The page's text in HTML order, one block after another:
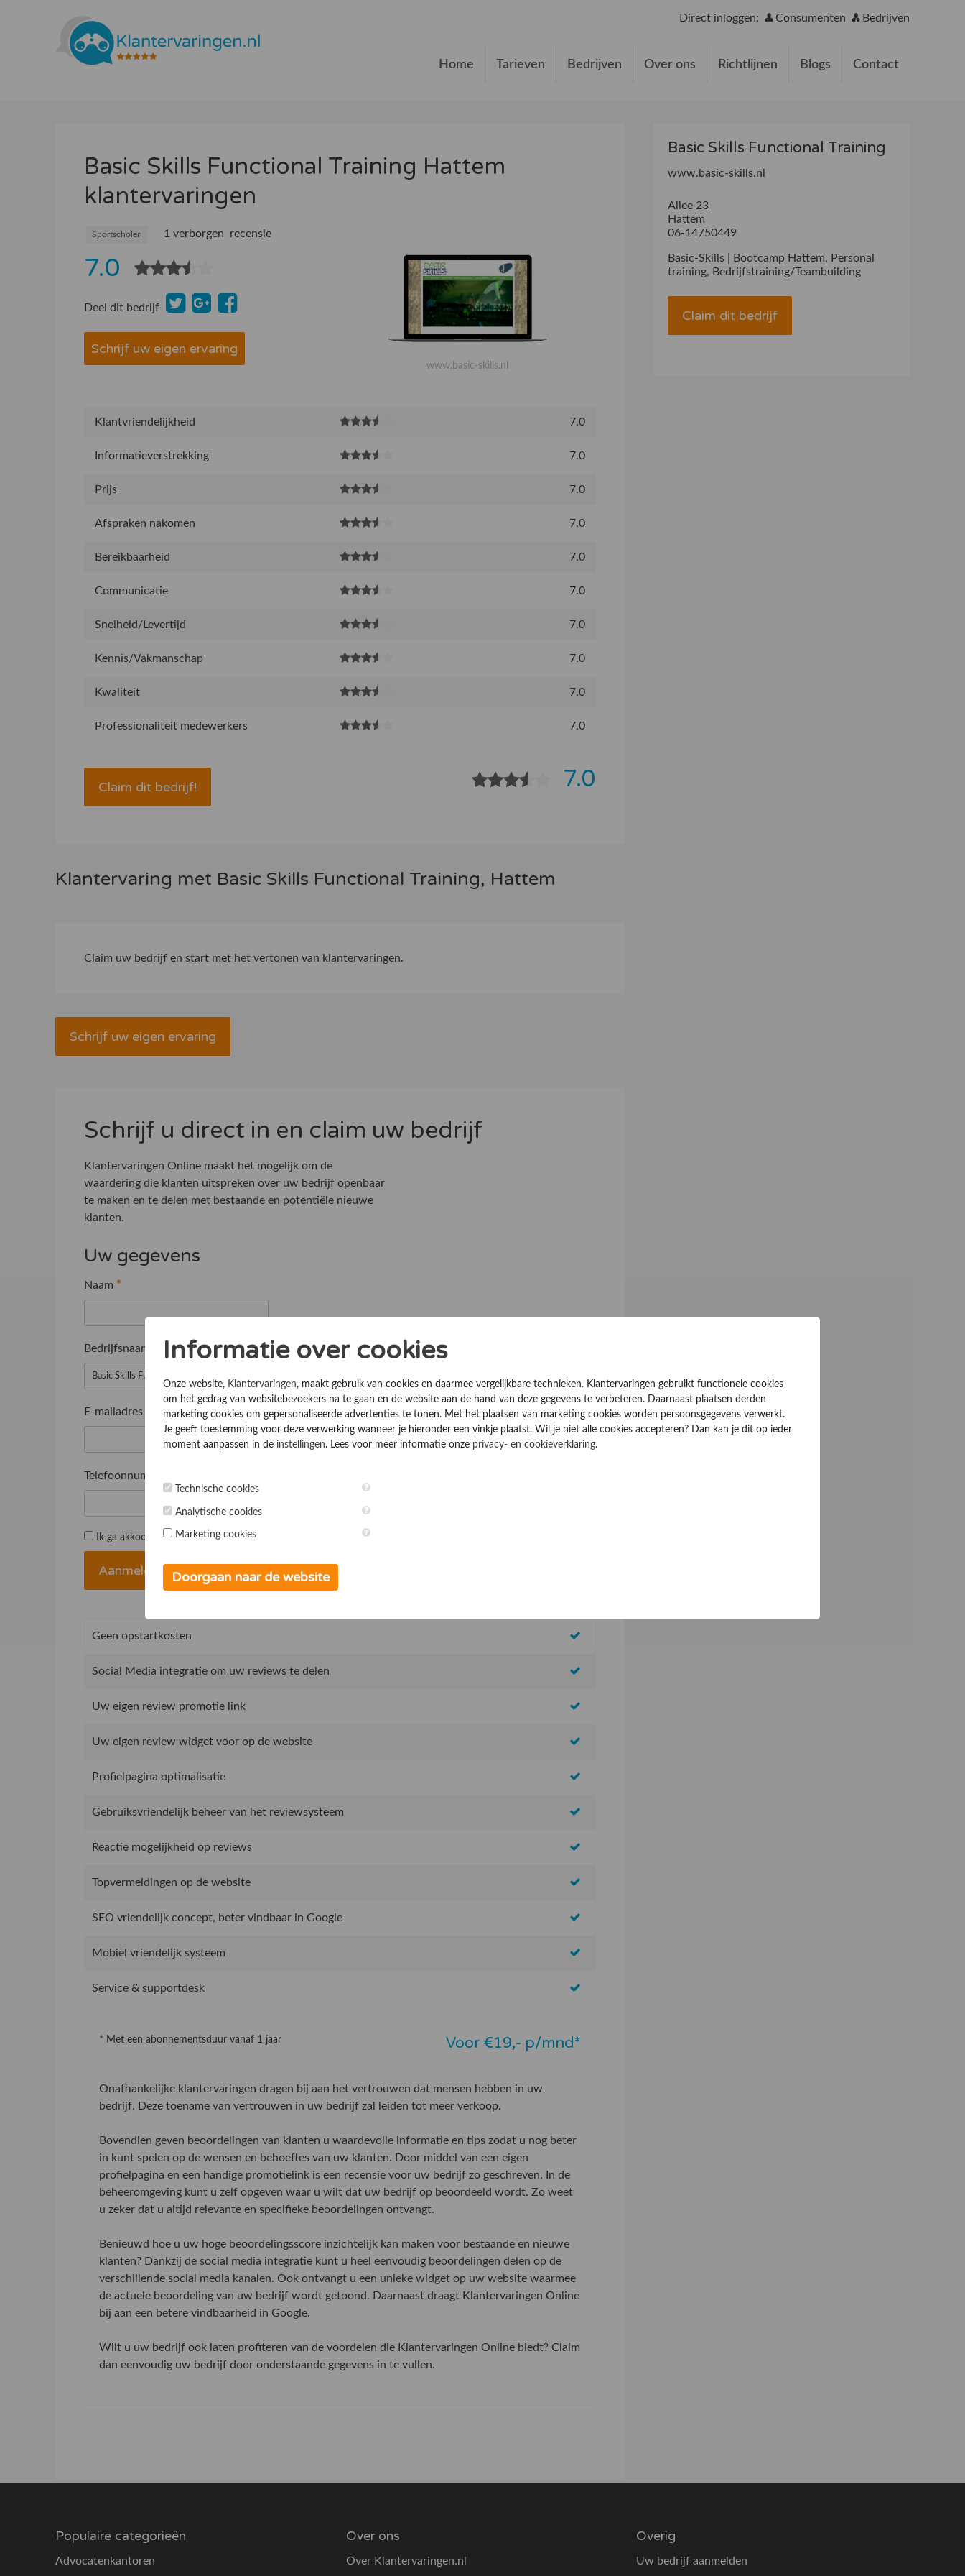
Direct inloggen: Consumenten Bedrijven
Home Tarieven Bedrijven Over ons Richtlijnen Blogs Contact
Basic Skills Functional Training Hattem
klantervaringen
Sportscholen 1 verborgen recensie
7.0
Deel dit bedrijf
Schrijf uw eigen ervaring
www.basic-skills.nl
Klantvriendelijkheid 7.0
Informatieverstrekking 7.0
Prijs 7.0
Afspraken nakomen 7.0
Bereikbaarheid 7.0
Communicatie 7.0
Snelheid/Levertijd 7.0
Kennis/Vakmanschap 7.0
Kwaliteit 7.0
Professionaliteit medewerkers 7.0
Claim dit bedrijf! 7.0
Klantervaring met Basic Skills Functional Training, Hattem
Claim uw bedrijf en start met het vertonen van klantervaringen.
Schrijf uw eigen ervaring
Basic Skills Functional Training
www.basic-skills.nl
Allee 23
Hattem
06-14750449
Basic-Skills | Bootcamp Hattem, Personal
training, Bedrijfstraining/Teambuilding
Claim dit bedrijf
Schrijf u direct in en claim uw bedrijf
Klantervaringen Online maakt het mogelijk om de
waardering die klanten uitspreken over uw bedrijf openbaar
te maken en te delen met bestaande en potentiële nieuwe
klanten.
Uw gegevens
Naam *
Bedrijfsnaam
E-mailadres
Telefoonnummer
Ik ga akkoord met de Algemene voorwaarden
Geen opstartkosten
Social Media integratie om uw reviews te delen
Uw eigen review promotie link
Uw eigen review widget voor op de website
Profielpagina optimalisatie
Gebruiksvriendelijk beheer van het reviewsysteem
Reactie mogelijkheid op reviews
Topvermeldingen op de website
SEO vriendelijk concept, beter vindbaar in Google
Mobiel vriendelijk systeem
Service & supportdesk
* Met een abonnementsduur vanaf 1 jaar Voor €19,- p/mnd*
Onafhankelijke klantervaringen dragen bij aan het vertrouwen dat mensen hebben in uw
bedrijf. Deze toename van vertrouwen in uw bedrijf zal leiden tot meer verkoop.
Bovendien geven beoordelingen van klanten u waardevolle informatie en tips zodat u nog beter
in kunt spelen op de wensen en behoeftes van uw klanten. Door middel van een eigen
profielpagina en een handige promotielink is een recensie voor uw bedrijf zo geschreven. In de
beheeromgeving kunt u zelf opgeven waar u wilt dat uw bedrijf op beoordeeld wordt. Zo weet
u zeker dat u altijd relevante en specifieke beoordelingen ontvangt.
Benieuwd hoe u uw hoge beoordelingsscore inzichtelijk kan maken voor bestaande en nieuwe
klanten? Dankzij de social media integratie kunt u heel eenvoudig beoordelingen delen op de
verschillende social media kanalen. Ook ontvangt u een unieke widget op uw website waarmee
de actuele beoordeling van uw bedrijf wordt getoond. Daarnaast draagt Klantervaringen Online
bij aan een betere vindbaarheid in Google.
Wilt u uw bedrijf ook laten profiteren van de voordelen die Klantervaringen Online biedt? Claim
dan eenvoudig uw bedrijf door onderstaande gegevens in te vullen.
Populaire categorieën
Advocatenkantoren
Over ons
Over Klantervaringen.nl
Overig
Uw bedrijf aanmelden
Informatie over cookies
Onze website, Klantervaringen, maakt gebruik van cookies en daarmee vergelijkbare technieken. Klantervaringen gebruikt functionele cookies
om het gedrag van websitebezoekers na te gaan en de website aan de hand van deze gegevens te verbeteren. Daarnaast plaatsen derden
marketing cookies om gepersonaliseerde advertenties te tonen. Met het plaatsen van marketing cookies worden persoonsgegevens verwerkt.
Je geeft toestemming voor deze verwerking wanneer je hieronder een vinkje plaatst. Wil je niet alle cookies accepteren? Dan kan je dit op ieder
moment aanpassen in de instellingen. Lees voor meer informatie onze privacy- en cookieverklaring.
Technische cookies
Analytische cookies
Marketing cookies
Doorgaan naar de website